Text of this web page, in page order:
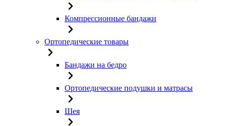
Компрессионные бандажи
Ортопедические товары
Бандажи на бедро
Ортопедические подушки и матрасы
Шея